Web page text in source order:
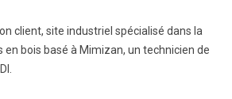
client, site industriel spécialisé dans la
en bois basé à Mimizan, un technicien de